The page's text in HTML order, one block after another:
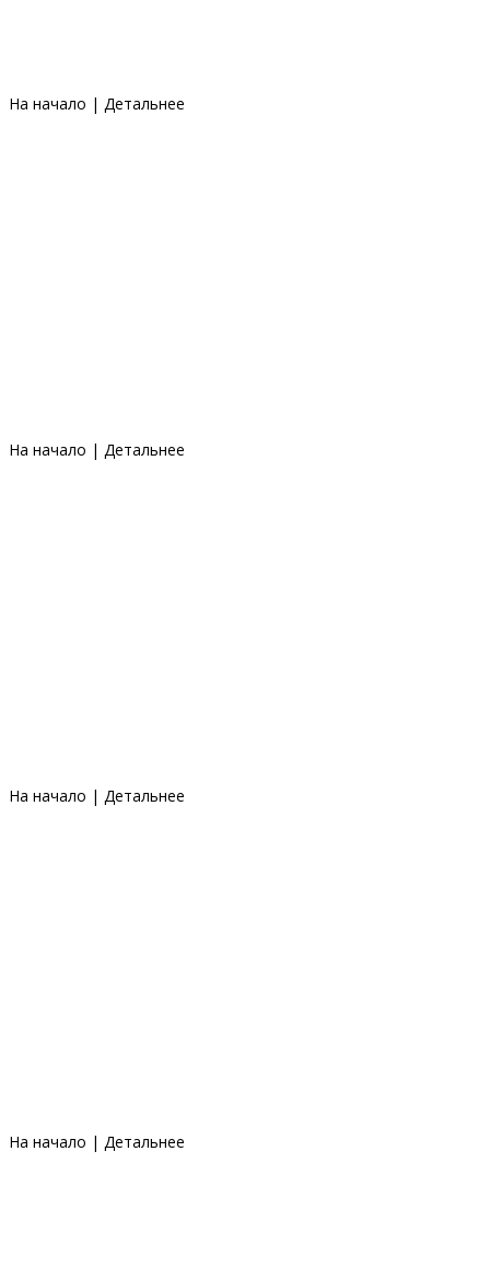
На начало | Детальнее
На начало | Детальнее
На начало | Детальнее
На начало | Детальнее